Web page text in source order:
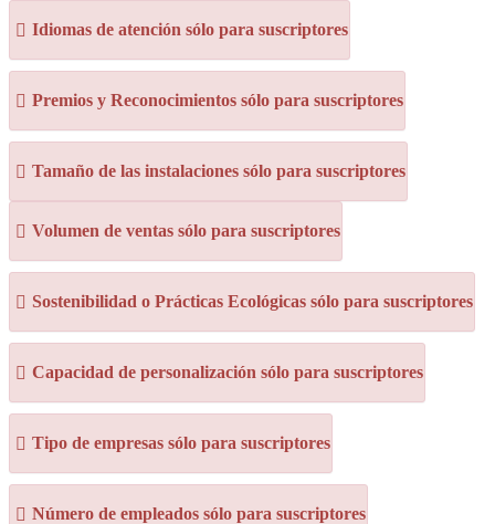
Idiomas de atención sólo para suscriptores
Premios y Reconocimientos sólo para suscriptores
Tamaño de las instalaciones sólo para suscriptores
Volumen de ventas sólo para suscriptores
Sostenibilidad o Prácticas Ecológicas sólo para suscriptores
Capacidad de personalización sólo para suscriptores
Tipo de empresas sólo para suscriptores
Número de empleados sólo para suscriptores